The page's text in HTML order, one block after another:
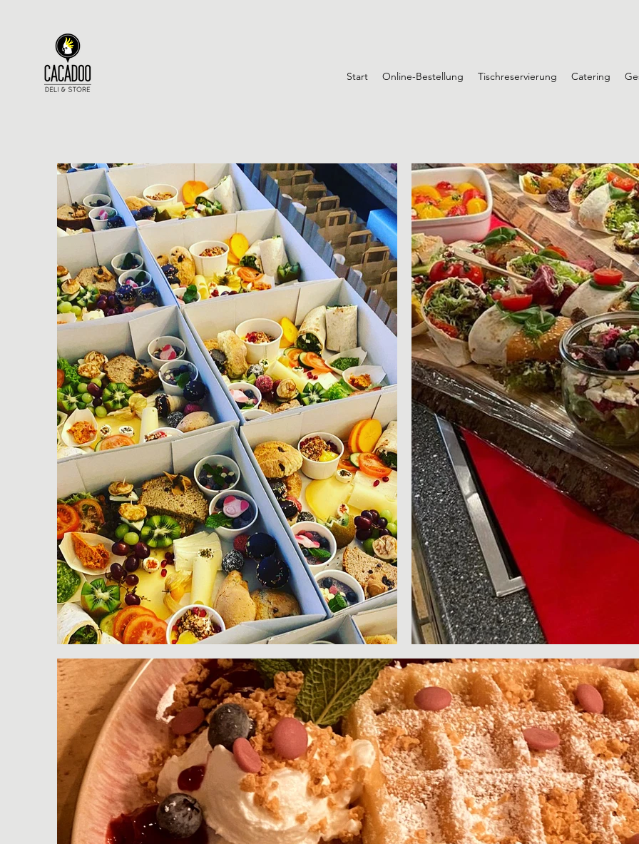
Start Online-Bestellung Tischreservierung Catering